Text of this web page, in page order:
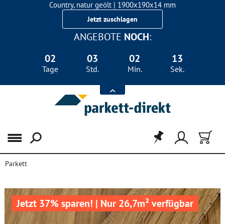
Country, natur geölt | 1900x190x14 mm
Landhausdiele Eiche für nur 29,90 €/m²
Jetzt zuschlagen
ANGEBOTE NOCH:
02
Tage
03
Std.
02
Min.
12
Sek.
Menü
Parkett
Jetzt 37% sparen! | Nur 26,7m² verfügbar